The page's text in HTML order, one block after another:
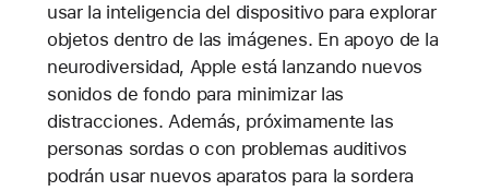
usar la inteligencia del dispositivo para explorar
objetos dentro de las imágenes. En apoyo de la
neurodiversidad, Apple está lanzando nuevos
sonidos de fondo para minimizar las
distracciones. Además, próximamente las
personas sordas o con problemas auditivos
podrán usar nuevos aparatos para la sordera